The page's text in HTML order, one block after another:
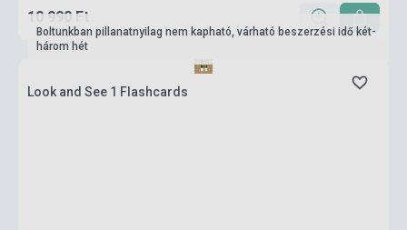
10 990 Ft
Boltunkban pillanatnyilag nem kapható, várható beszerzési idő két-
három hét
Look and See 1 Flashcards